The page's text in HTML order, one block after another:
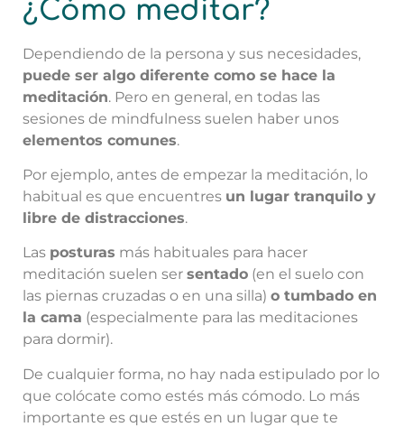
¿Cómo meditar?
Dependiendo de la persona y sus necesidades,
puede ser algo diferente como se hace la
meditación. Pero en general, en todas las
sesiones de mindfulness suelen haber unos
elementos comunes.
Por ejemplo, antes de empezar la meditación, lo
habitual es que encuentres un lugar tranquilo y
libre de distracciones.
Las posturas más habituales para hacer
meditación suelen ser sentado (en el suelo con
las piernas cruzadas o en una silla) o tumbado en
la cama (especialmente para las meditaciones
para dormir).
De cualquier forma, no hay nada estipulado por lo
que colócate como estés más cómodo. Lo más
importante es que estés en un lugar que te